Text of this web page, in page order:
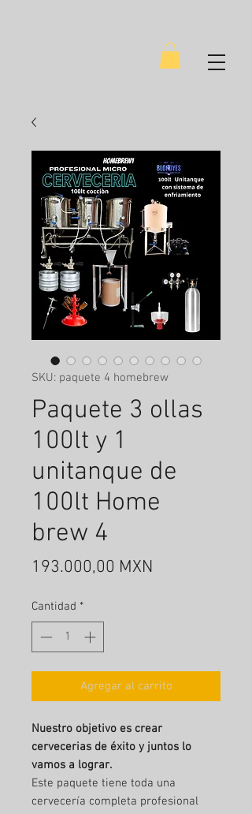
SKU: paquete 4 homebrew
Paquete 3 ollas
100lt y 1
unitanque de
100lt Home
brew 4
193.000,00 MXN
Cantidad *
Agregar al carrito
Nuestro objetivo es crear
cervecerias de éxito y juntos lo
vamos a lograr.
Este paquete tiene toda una
cervecería completa profesional